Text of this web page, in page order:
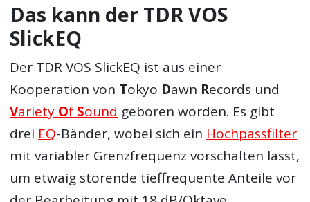
Das kann der TDR VOS
SlickEQ
Der TDR VOS SlickEQ ist aus einer
Kooperation von Tokyo Dawn Records und
Variety Of Sound geboren worden. Es gibt
drei EQ-Bänder, wobei sich ein Hochpassfilter
mit variabler Grenzfrequenz vorschalten lässt,
um etwaig störende tieffrequente Anteile vor